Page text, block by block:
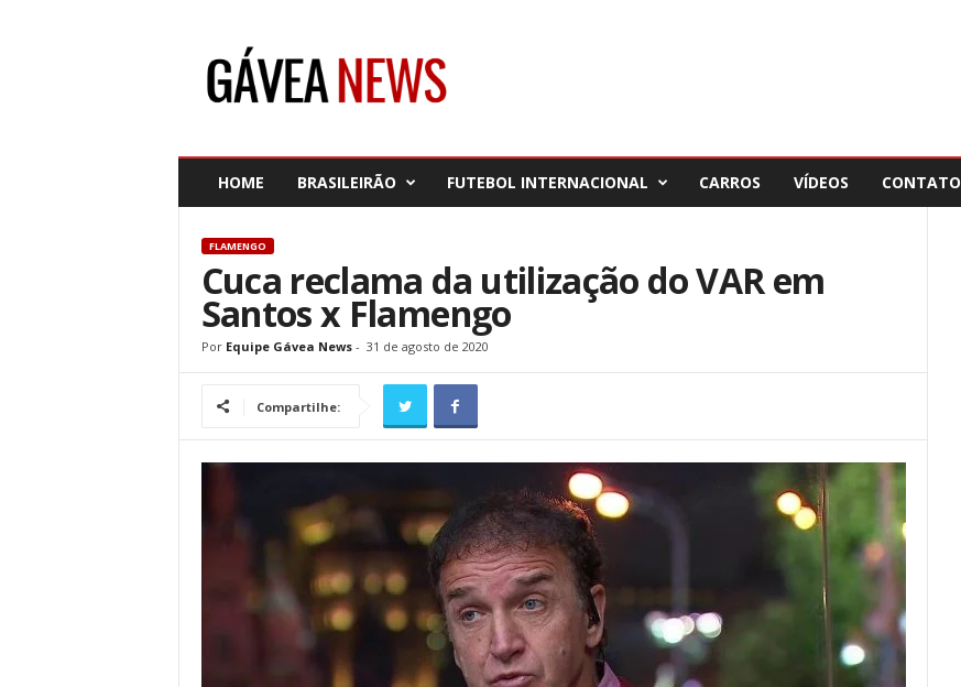
HOME BRASILEIRÃO FUTEBOL INTERNACIONAL CARROS VÍDEOS CONTATO
FLAMENGO
Cuca reclama da utilização do VAR em
Santos x Flamengo
Por Equipe Gávea News- 31 de agosto de 2020
Compartilhe: